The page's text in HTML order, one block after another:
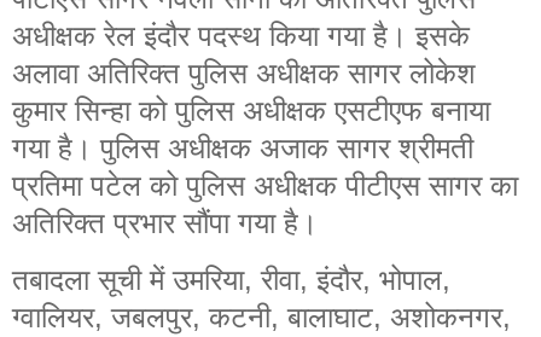
अधीक्षक रेल इंदौर पदस्थ किया गया है। इसके
अलावा अतिरिक्त पुलिस अधीक्षक सागर लोकेश
कुमार सिन्हा को पुलिस अधीक्षक एसटीएफ बनाया
गया है। पुलिस अधीक्षक अजाक सागर श्रीमती
प्रतिमा पटेल को पुलिस अधीक्षक पीटीएस सागर का
अतिरिक्त प्रभार सौंपा गया है।
तबादला सूची में उमरिया, रीवा, इंदौर, भोपाल,
ग्वालियर, जबलपुर, कटनी, बालाघाट, अशोकनगर,